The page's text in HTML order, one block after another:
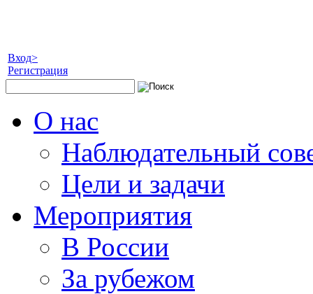
Вход>
Регистрация
О нас
Наблюдательный
Цели и задачи
Мероприятия
В России
За рубежом